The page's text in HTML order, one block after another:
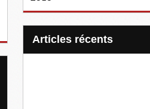
articles récents